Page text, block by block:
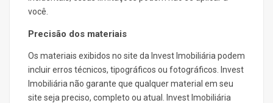
você.
Precisão dos materiais
Os materiais exibidos no site da Invest Imobiliária podem
incluir erros técnicos, tipográficos ou fotográficos. Invest
Imobiliária não garante que qualquer material em seu
site seja preciso, completo ou atual. Invest Imobiliária